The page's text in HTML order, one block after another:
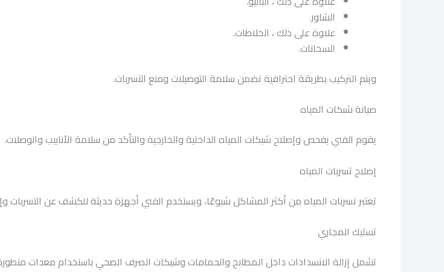
الشاور.
علاوة على ذلك ، الخلاطات.
السخانات.
ويتم التركيب بطريقة احترافية تضمن سلامة التوصيلات ومنع التسربات.
صيانة شبكات المياه
يقوم الفني بفحص وإصلاح شبكات المياه الداخلية والخارجية والتأكد من سلامة الأنابيب والوصلات.
إصلاح تسربات المياه
تعتبر تسربات المياه من أكثر المشاكل شيوعًا، ويستخدم الفني أجهزة حديثة للكشف عن التسربات
تسليك المجاري
تشمل إزالة الانسدادات داخل المطابخ والحمامات وشبكات الصرف الصحي باستخدام معدات